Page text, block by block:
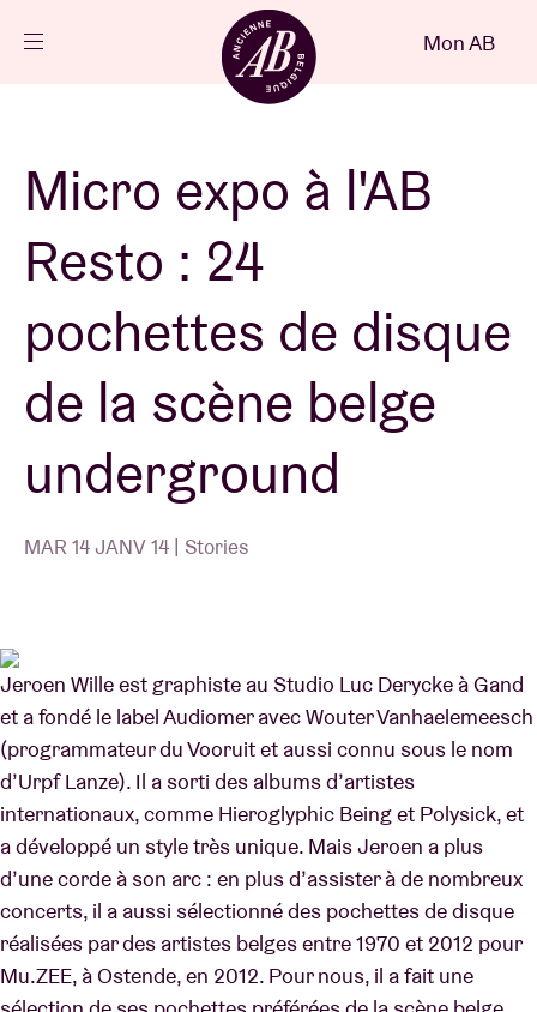
FR
Projets
Actualités
Infos visiteurs
AB ❤ you
BRDCST
ABtv
Chèque-concert
À propos de l'AB
Contact
Mon AB
Micro expo à l'AB
Resto : 24
pochettes de disque
de la scène belge
underground
MAR 14 JANV 14 | Stories
Jeroen Wille est graphiste au Studio Luc Derycke à Gand
et a fondé le label Audiomer avec Wouter Vanhaelemeesch
(programmateur du Vooruit et aussi connu sous le nom
d’Urpf Lanze). Il a sorti des albums d’artistes
internationaux, comme Hieroglyphic Being et Polysick, et
a développé un style très unique. Mais Jeroen a plus
d’une corde à son arc : en plus d’assister à de nombreux
concerts, il a aussi sélectionné des pochettes de disque
réalisées par des artistes belges entre 1970 et 2012 pour
Mu.ZEE, à Ostende, en 2012. Pour nous, il a fait une